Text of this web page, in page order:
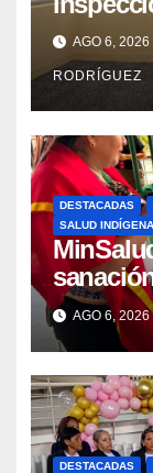
Integral
AGO 6, 2026
RODRÍGUEZ
DESTACADAS
SALUD INDÍGENA
post-
AGO 6, 2026
DESTACADAS